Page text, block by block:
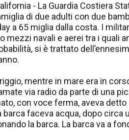
- La Guardia Costiera
di due adulti con due
a 65 miglia dalla costa. I
mezzi navali e aerei tra i quali
si è trattato
mentre in mare era in
via radio da parte di una
con voce ferma, aveva
barca faceva acqua, dopo
la barca. La barca va a